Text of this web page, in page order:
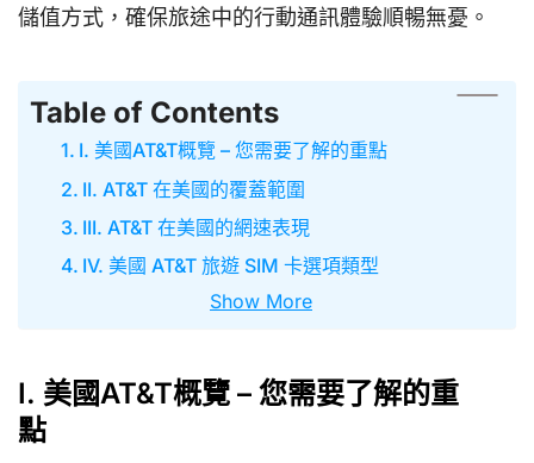
儲值方式，確保旅途中的行動通訊體驗順暢無憂。
Table of Contents
I. 美國AT&T概覽 – 您需要了解的重點
II. AT&T 在美國的覆蓋範圍
III. AT&T 在美國的網速表現
IV. 美國 AT&T 旅遊 SIM 卡選項類型
Show More
I. 美國AT&T概覽 – 您需要了解的重
點